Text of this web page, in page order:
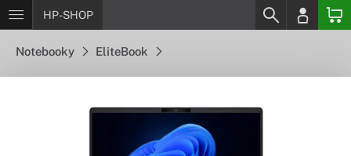
HP-SHOP
Notebooky EliteBook